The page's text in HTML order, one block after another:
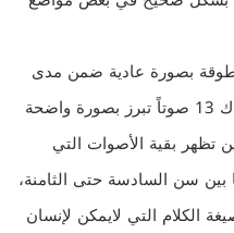
بصورة عادية ضمن مدى
معين من الأعمار المختلفة، لهذا هناك 13 صوتاً تبرز بصورة واضحة
تظهر بقية الأصوات التي
ما بين سن السادسة حتى الثامنة،
الكلام التي لايمكن لإنسان